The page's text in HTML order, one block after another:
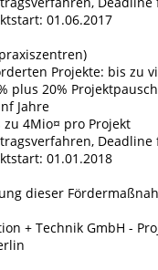
01.06.2017
Projekte: bis zu
plus 20%
Jahre
4Mio¤ pro Projekt
Deadline
01.01.2018
dieser
+ Technik GmbH -